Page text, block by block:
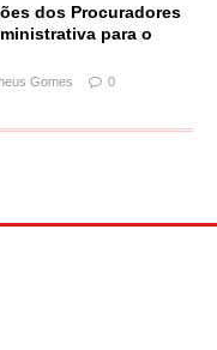
dos Procuradores
para o
Gomes 0